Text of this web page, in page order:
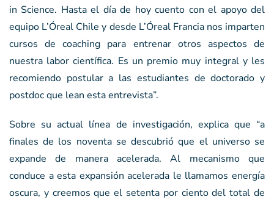
in Science. Hasta el día de hoy cuento con el apoyo del
equipo L’Óreal Chile y desde L’Óreal Francia nos imparten
cursos de coaching para entrenar otros aspectos de
nuestra labor científica. Es un premio muy integral y les
recomiendo postular a las estudiantes de doctorado y
postdoc que lean esta entrevista”.
Sobre su actual línea de investigación, explica que “a
finales de los noventa se descubrió que el universo se
expande de manera acelerada. Al mecanismo que
conduce a esta expansión acelerada le llamamos energía
oscura, y creemos que el setenta por ciento del total de